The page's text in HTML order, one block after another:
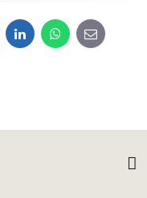
LinkedInWhatsApp
E-
mail